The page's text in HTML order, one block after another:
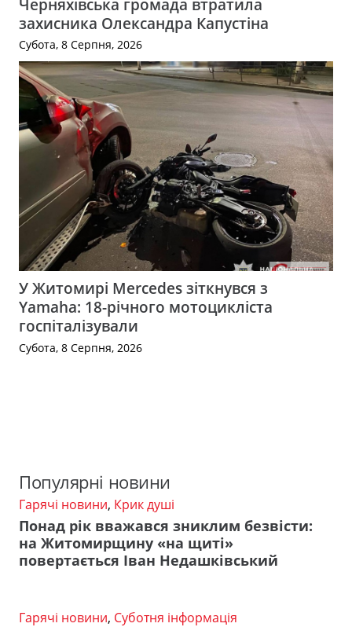
захисника Олександра Капустіна
Субота, 8 Серпня, 2026
У Житомирі Mercedes зіткнувся з
Yamaha: 18-річного мотоцикліста
госпіталізували
Субота, 8 Серпня, 2026
Популярні новини
Гарячі новини, Крик душі
Понад рік вважався зниклим безвісти:
на Житомирщину «на щиті»
повертається Іван Недашківський
Гарячі новини, Суботня інформація